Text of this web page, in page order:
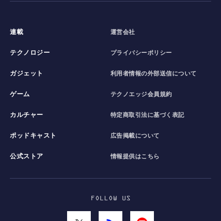
連載
テクノロジー
ガジェット
ゲーム
カルチャー
ポッドキャスト
公式ストア
運営会社
プライバシーポリシー
利用者情報の外部送信について
テクノエッジ会員規約
特定商取引法に基づく表記
広告掲載について
情報提供はこちら
FOLLOW US